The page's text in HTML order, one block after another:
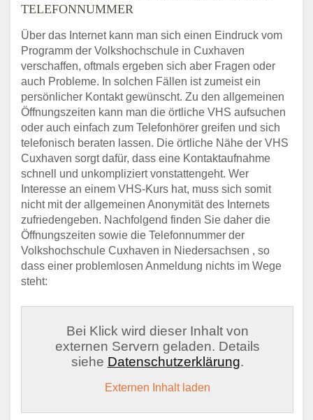
TELEFONNUMMER
Über das Internet kann man sich einen Eindruck vom
Programm der Volkshochschule in Cuxhaven
verschaffen, oftmals ergeben sich aber Fragen oder
auch Probleme. In solchen Fällen ist zumeist ein
persönlicher Kontakt gewünscht. Zu den allgemeinen
Öffnungszeiten kann man die örtliche VHS aufsuchen
oder auch einfach zum Telefonhörer greifen und sich
telefonisch beraten lassen. Die örtliche Nähe der VHS
Cuxhaven sorgt dafür, dass eine Kontaktaufnahme
schnell und unkompliziert vonstattengeht. Wer
Interesse an einem VHS-Kurs hat, muss sich somit
nicht mit der allgemeinen Anonymität des Internets
zufriedengeben. Nachfolgend finden Sie daher die
Öffnungszeiten sowie die Telefonnummer der
Volkshochschule Cuxhaven in Niedersachsen , so
dass einer problemlosen Anmeldung nichts im Wege
steht:
Bei Klick wird dieser Inhalt von
externen Servern geladen. Details
siehe Datenschutzerklärung.
Externen Inhalt laden